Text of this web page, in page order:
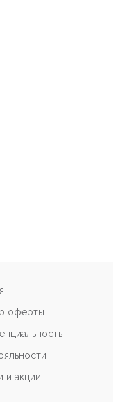
оферты
и акции